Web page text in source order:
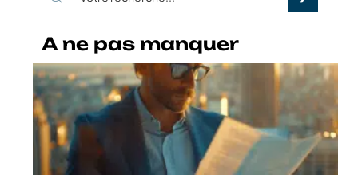
A ne pas manquer